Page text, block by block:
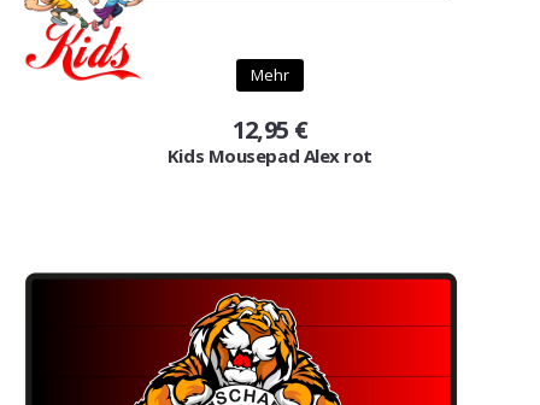
Mehr
12,95 €
Kids Mousepad Alex rot